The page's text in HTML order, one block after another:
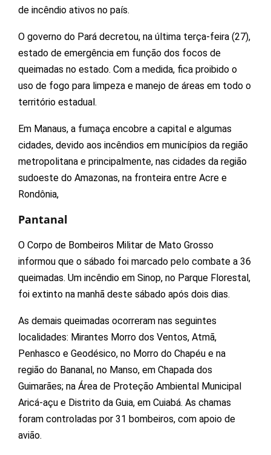
de incêndio ativos no país.
O governo do Pará decretou, na última terça-feira (27),
estado de emergência em função dos focos de
queimadas no estado. Com a medida, fica proibido o
uso de fogo para limpeza e manejo de áreas em todo o
território estadual.
Em Manaus, a fumaça encobre a capital e algumas
cidades, devido aos incêndios em municípios da região
metropolitana e principalmente, nas cidades da região
sudoeste do Amazonas, na fronteira entre Acre e
Rondônia,
Pantanal
O Corpo de Bombeiros Militar de Mato Grosso
informou que o sábado foi marcado pelo combate a 36
queimadas. Um incêndio em Sinop, no Parque Florestal,
foi extinto na manhã deste sábado após dois dias.
As demais queimadas ocorreram nas seguintes
localidades: Mirantes Morro dos Ventos, Atmã,
Penhasco e Geodésico, no Morro do Chapéu e na
região do Bananal, no Manso, em Chapada dos
Guimarães; na Área de Proteção Ambiental Municipal
Aricá-açu e Distrito da Guia, em Cuiabá. As chamas
foram controladas por 31 bombeiros, com apoio de
avião.